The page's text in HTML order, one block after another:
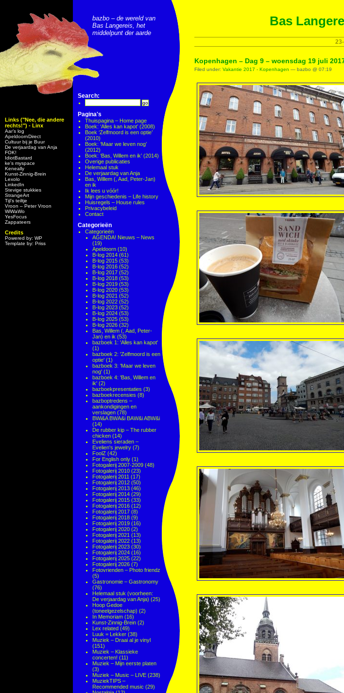
Links ("Nee, die andere
rechts!") - Linx
Aar’s log
ApeldoornDirect
Cultuur bij je Buur
De verjaardag van Anja
FOK!
IdiotBastard
ke's myspace
Keneally
Kunst-Zinnig-Brein
Lexolo
LinkedIn
Stevige stukkies
StrangeArt
Tijl’s teiltje
Vroon – Peter Vroon
WiWaWo
YesFocus
Zappateers
Credits
Powered by: WP
Template by: Priss
bazbo – de wereld van
Bas Langereis, het
middelpunt der aarde
Search:
Pagina's
Thuispagina – Home page
Boek: ‘Alles kan kapot’ (2008)
Boek ‘Zelfmoord is een optie’
(2010)
Boek: ‘Maar we leven nog’
(2012)
Boek: ‘Bas, Willem en ik’ (2014)
Overige publicaties
Helemaal stuk
De verjaardag van Anja
Bas, Willem (, Aad, Peter-Jan)
en ik
Ik lees u vóór!
Mijn geschiedenis – Life history
Huisregels – House rules
Privacybeleid
Contact
Categorieën
Categorieën
AGENDA! Nieuws – News
(19)
Apeldoorn (10)
B-log 2014 (61)
B-log 2015 (53)
B-log 2016 (52)
B-log 2017 (52)
B-log 2018 (53)
B-log 2019 (53)
B-log 2020 (53)
B-log 2021 (52)
B-log 2022 (52)
B-log 2023 (52)
B-log 2024 (53)
B-log 2025 (53)
B-log 2026 (32)
Bas, Willem (, Aad, Peter-
Jan) en ik (53)
bazboek 1: 'Alles kan kapot'
(1)
bazboek 2: 'Zelfmoord is een
optie' (1)
bazboek 3: 'Maar we leven
nog' (1)
bazboek 4: 'Bas, Willem en
ik' (2)
bazboekpresentaties (3)
bazboekrecensies (8)
bazboptredens –
aankondigingen en
verslagen (78)
BWi&A BWA&i BAW&i ABW&i
(14)
De rubber kip – The rubber
chicken (14)
Eveliens sieraden –
Evelien's jewelry (7)
FoolZ (42)
For English only (1)
Fotogalerij 2007-2009 (48)
Fotogalerij 2010 (23)
Fotogalerij 2011 (17)
Fotogalerij 2012 (50)
Fotogalerij 2013 (46)
Fotogalerij 2014 (29)
Fotogalerij 2015 (33)
Fotogalerij 2016 (12)
Fotogalerij 2017 (8)
Fotogalerij 2018 (9)
Fotogalerij 2019 (16)
Fotogalerij 2020 (2)
Fotogalerij 2021 (13)
Fotogalerij 2022 (13)
Fotogalerij 2023 (30)
Fotogalerij 2024 (16)
Fotogalerij 2025 (22)
Fotogalerij 2026 (7)
Fotovrienden – Photo friendz
(5)
Gastronomie – Gastronomy
(76)
Helemaal stuk (voorheen:
De verjaardag van Anja) (25)
Hoop Gedoe
(toneelgezelschap) (2)
In Memoriam (16)
Kunst-Zinnig-Brein (2)
Lex related (49)
Luuk = Lekker (38)
Muziek – Draai al je vinyl
(151)
Muziek – Klassieke
concerten! (11)
Muziek – Mijn eerste platen
(3)
Muziek – Music – LIVE (238)
MuziekTIPS –
Recommended music (29)
Bas
Kopenhagen – Dag 9 – woensdag 19 juli
Filed under: Vakantie 2017 - Kopenhagen — bazbo @ 07:19